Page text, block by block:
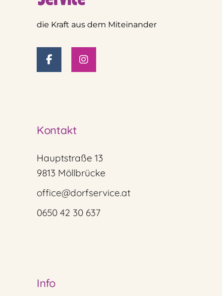
die Kraft aus dem Miteinander
Kontakt
Hauptstraße 13
9813 Möllbrücke
office@dorfservice.at
0650 42 30 637
Info